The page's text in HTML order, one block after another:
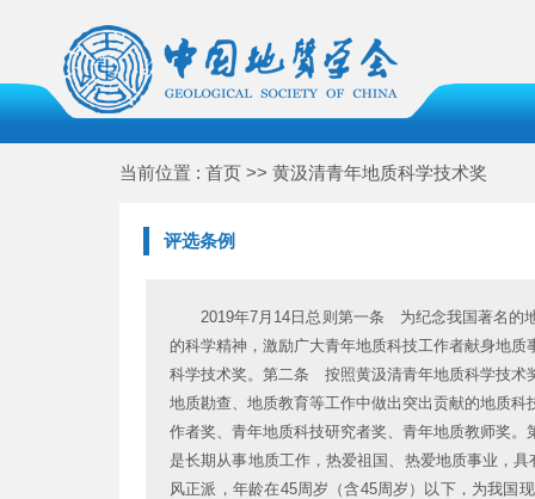
当前位置 : 首页 >> 黄汲清青年地质科学技术奖
评选条例
2019年7月14日总则第一条 为纪念我国著名的
的科学精神，激励广大青年地质科技工作者献身地
科学技术奖。第二条 按照黄汲清青年地质科学技术
地质勘查、地质教育等工作中做出突出贡献的地质
作者奖、青年地质科技研究者奖、青年地质教师奖
是长期从事地质工作，热爱祖国、热爱地质事业，
风正派，年龄在45周岁（含45周岁）以下，为我